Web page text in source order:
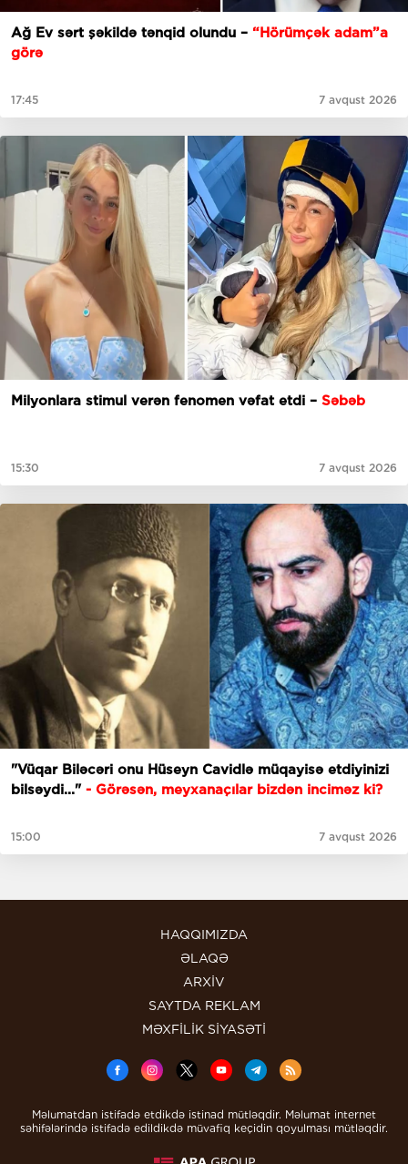
Ağ Ev sərt şəkildə tənqid olundu – “Hörümçək adam”a
görə
17:45 7 avqust 2026
Milyonlara stimul verən fenomen vəfat etdi – Səbəb
15:30 7 avqust 2026
"Vüqar Biləcəri onu Hüseyn Cavidlə müqayisə etdiyinizi
bilsəydi..." - Görəsən, meyxanaçılar bizdən inciməz ki?
15:00 7 avqust 2026
HAQQIMIZDA
ƏLAQƏ
ARXİV
SAYTDA REKLAM
MƏXFİLİK SİYASƏTİ
Məlumatdan istifadə etdikdə istinad mütləqdir. Məlumat internet
səhifələrində istifadə edildikdə müvafiq keçidin qoyulması mütləqdir.